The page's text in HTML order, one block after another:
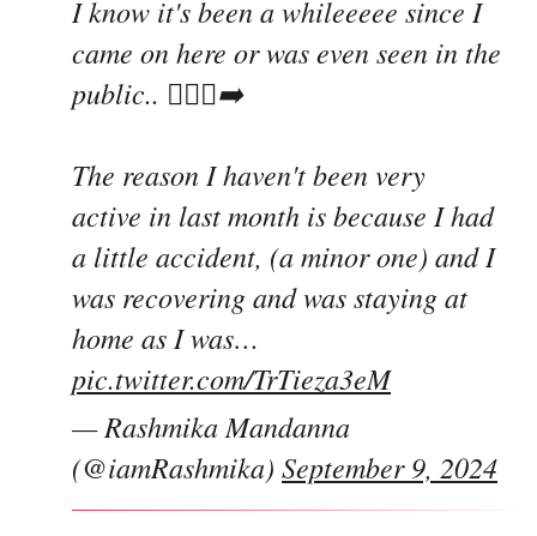
I know it's been a whileeeee since I
came on here or was even seen in the
public.. 🏃🏻‍♀️‍➡️
The reason I haven't been very
active in last month is because I had
a little accident, (a minor one) and I
was recovering and was staying at
home as I was…
pic.twitter.com/TrTieza3eM
— Rashmika Mandanna
(@iamRashmika) September 9, 2024